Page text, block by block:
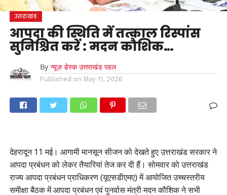
उत्तराखंड
आपदा की स्थिति में तत्काल रिस्पांस
सुनिश्चित करें : मदन कौशिक…
By न्यूज़ डेस्क उत्तराखंड पहल
Published on May 11, 2026
देहरादून 11 मई। आगामी मानसून सीजन को देखते हुए उत्तराखंड सरकार ने
आपदा प्रबंधन को लेकर तैयारियां तेज कर दी हैं। सोमवार को उत्तराखंड
राज्य आपदा प्रबंधन प्राधिकरण (यूएसडीएमए) में आयोजित उच्चस्तरीय
समीक्षा बैठक में आपदा प्रबंधन एवं पुनर्वास मंत्री मदन कौशिक ने सभी